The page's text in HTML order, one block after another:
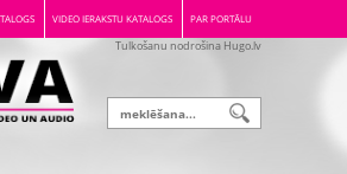
VIDEO IERAKSTU KATALOGS PAR PORTĀLU
Tulkošanu nodrošina Hugo.lv